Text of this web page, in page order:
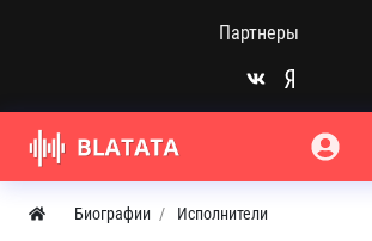
Партнеры
Биографии Исполнители